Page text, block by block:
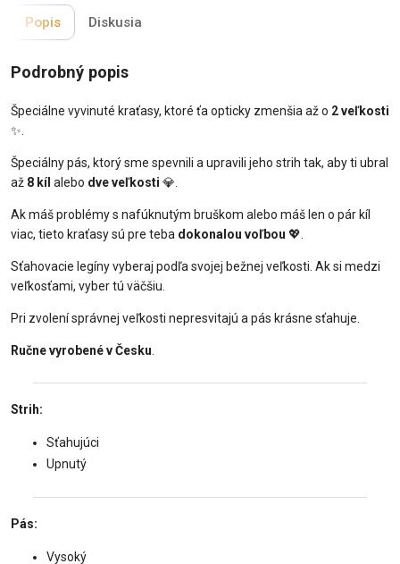
Popis Diskusia
Podrobný popis
Špeciálne vyvinuté kraťasy, ktoré ťa opticky zmenšia až o 2 veľkosti
✨.
Špeciálny pás, ktorý sme spevnili a upravili jeho strih tak, aby ti ubral
až 8 kíl alebo dve veľkosti 💎.
Ak máš problémy s nafúknutým bruškom alebo máš len o pár kíl
viac, tieto kraťasy sú pre teba dokonalou voľbou 💖.
Sťahovacie legíny vyberaj podľa svojej bežnej veľkosti. Ak si medzi
veľkosťami, vyber tú väčšiu.
Pri zvolení správnej veľkosti nepresvitajú a pás krásne sťahuje.
Ručne vyrobené v Česku
Strih:
Sťahujúci
Upnutý
Pás:
Vysoký